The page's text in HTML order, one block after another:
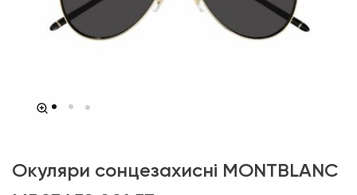
Окуляри сонцезахисні MONTBLANC